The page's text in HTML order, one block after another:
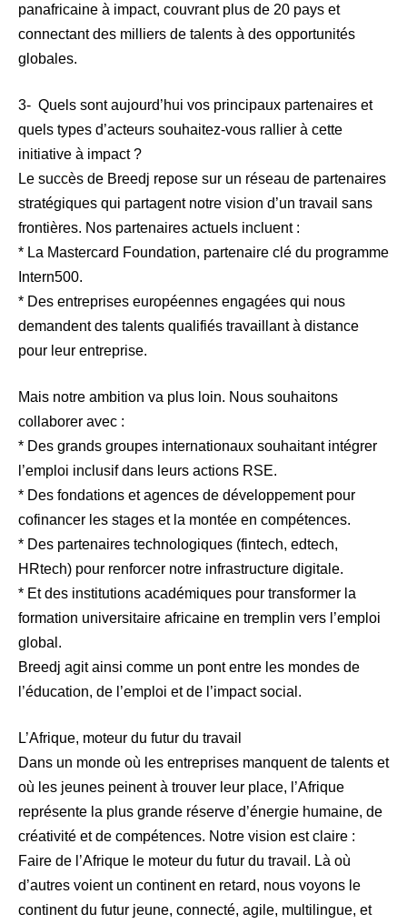
panafricaine à impact, couvrant plus de 20 pays et
connectant des milliers de talents à des opportunités
globales.
3- Quels sont aujourd’hui vos principaux partenaires et
quels types d’acteurs souhaitez-vous rallier à cette
initiative à impact ?
Le succès de Breedj repose sur un réseau de partenaires
stratégiques qui partagent notre vision d’un travail sans
frontières. Nos partenaires actuels incluent :
* La Mastercard Foundation, partenaire clé du programme
Intern500.
* Des entreprises européennes engagées qui nous
demandent des talents qualifiés travaillant à distance
pour leur entreprise.
Mais notre ambition va plus loin. Nous souhaitons
collaborer avec :
* Des grands groupes internationaux souhaitant intégrer
l’emploi inclusif dans leurs actions RSE.
* Des fondations et agences de développement pour
cofinancer les stages et la montée en compétences.
* Des partenaires technologiques (fintech, edtech,
HRtech) pour renforcer notre infrastructure digitale.
* Et des institutions académiques pour transformer la
formation universitaire africaine en tremplin vers l’emploi
global.
Breedj agit ainsi comme un pont entre les mondes de
l’éducation, de l’emploi et de l’impact social.
L’Afrique, moteur du futur du travail
Dans un monde où les entreprises manquent de talents et
où les jeunes peinent à trouver leur place, l’Afrique
représente la plus grande réserve d’énergie humaine, de
créativité et de compétences. Notre vision est claire :
Faire de l’Afrique le moteur du futur du travail. Là où
d’autres voient un continent en retard, nous voyons le
continent du futur jeune, connecté, agile, multilingue, et